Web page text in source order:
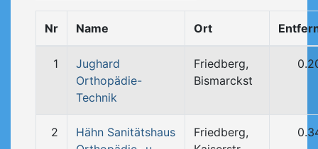
Nr Name Ort
1
Jughard
Orthopädie-
Technik
Friedberg,
Bismarckst
2
Hähn Sanitätshaus
Friedberg,